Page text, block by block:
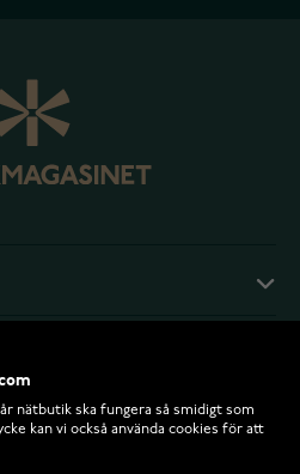
nätbutik ska fungera så smidigt som
kan vi också använda cookies för att